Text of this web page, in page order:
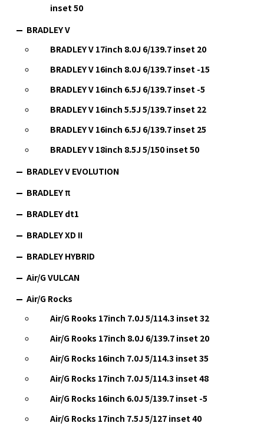
inset 50
BRADLEY V
BRADLEY V 17inch 8.0J 6/139.7 inset 20
BRADLEY V 16inch 8.0J 6/139.7 inset -15
BRADLEY V 16inch 6.5J 6/139.7 inset -5
BRADLEY V 16inch 5.5J 5/139.7 inset 22
BRADLEY V 16inch 6.5J 6/139.7 inset 25
BRADLEY V 18inch 8.5J 5/150 inset 50
BRADLEY V EVOLUTION
BRADLEY π
BRADLEY dt1
BRADLEY XD II
BRADLEY HYBRID
Air/G VULCAN
Air/G Rocks
Air/G Rooks 17inch 7.0J 5/114.3 inset 32
Air/G Rooks 17inch 8.0J 6/139.7 inset 20
Air/G Rocks 16inch 7.0J 5/114.3 inset 35
Air/G Rocks 17inch 7.0J 5/114.3 inset 48
Air/G Rocks 16inch 6.0J 5/139.7 inset -5
Air/G Rocks 17inch 7.5J 5/127 inset 40